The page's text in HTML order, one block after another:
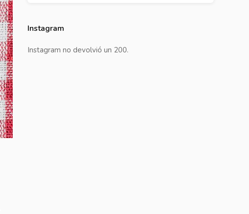
Instagram
Instagram no devolvió un 200.